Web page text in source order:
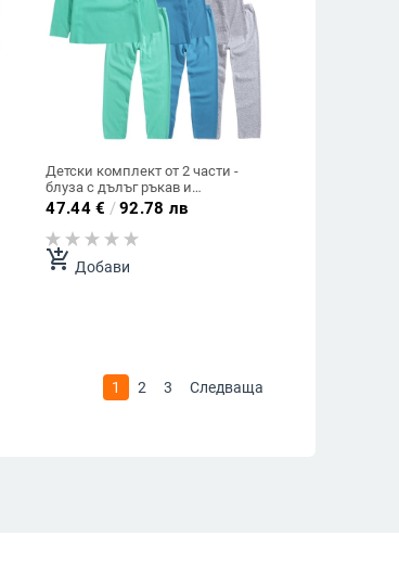
Детски комплект от 2 части -
блуза с дълъг ръкав и
панталон в различни цветове
47.44€ /92.78 лв
add_shopping_cart Добави
1 2 3 Следваща